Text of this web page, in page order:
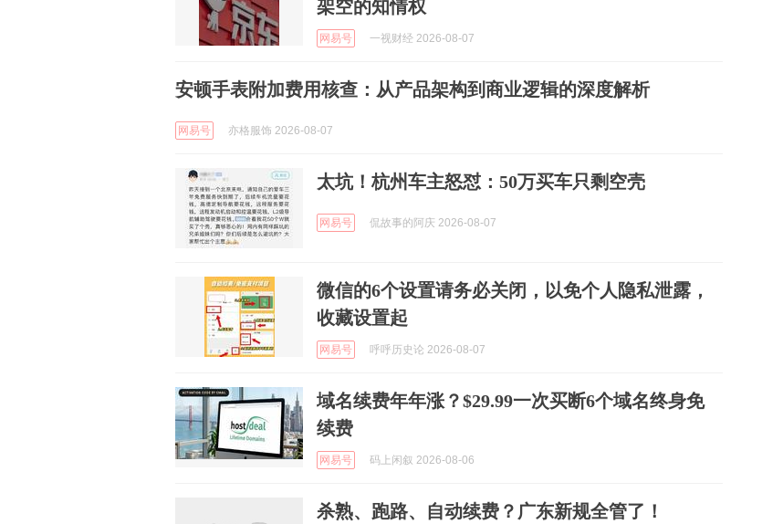
架空的知情权
网易号 一视财经 2026-08-07
安顿手表附加费用核查：从产品架构到商业逻辑的深度解析
网易号 亦格服饰 2026-08-07
太坑！杭州车主怒怼：50万买车只剩空壳
网易号 侃故事的阿庆 2026-08-07
微信的6个设置请务必关闭，以免个人隐私泄露，
收藏设置起
网易号 呼呼历史论 2026-08-07
域名续费年年涨？$29.99一次买断6个域名终身免
续费
网易号 码上闲叙 2026-08-06
杀熟、跑路、自动续费？广东新规全管了！